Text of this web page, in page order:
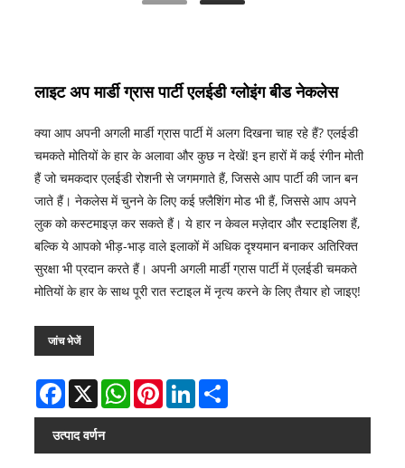
लाइट अप मार्डी ग्रास पार्टी एलईडी ग्लोइंग बीड नेकलेस
क्या आप अपनी अगली मार्डी ग्रास पार्टी में अलग दिखना चाह रहे हैं? एलईडी
चमकते मोतियों के हार के अलावा और कुछ न देखें! इन हारों में कई रंगीन मोती
हैं जो चमकदार एलईडी रोशनी से जगमगाते हैं, जिससे आप पार्टी की जान बन
जाते हैं। नेकलेस में चुनने के लिए कई फ़्लैशिंग मोड भी हैं, जिससे आप अपने
लुक को कस्टमाइज़ कर सकते हैं। ये हार न केवल मज़ेदार और स्टाइलिश हैं,
बल्कि ये आपको भीड़-भाड़ वाले इलाकों में अधिक दृश्यमान बनाकर अतिरिक्त
सुरक्षा भी प्रदान करते हैं। अपनी अगली मार्डी ग्रास पार्टी में एलईडी चमकते
मोतियों के हार के साथ पूरी रात स्टाइल में नृत्य करने के लिए तैयार हो जाइए!
जांच भेजें
Facebook
X WhatsAppPinterestLinkedInShare
उत्पाद वर्णन